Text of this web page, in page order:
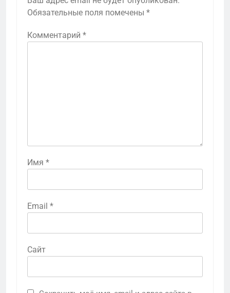
Обязательные поля помечены *
Комментарий *
Имя *
Email *
Сайт